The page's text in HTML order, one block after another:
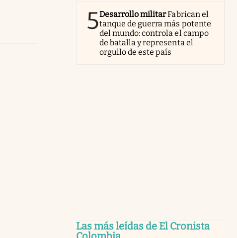
5Desarrollo militarFabrican el
tanque de guerra más potente
del mundo: controla el campo
de batalla y representa el
orgullo de este país
Las más leídas de El Cronista